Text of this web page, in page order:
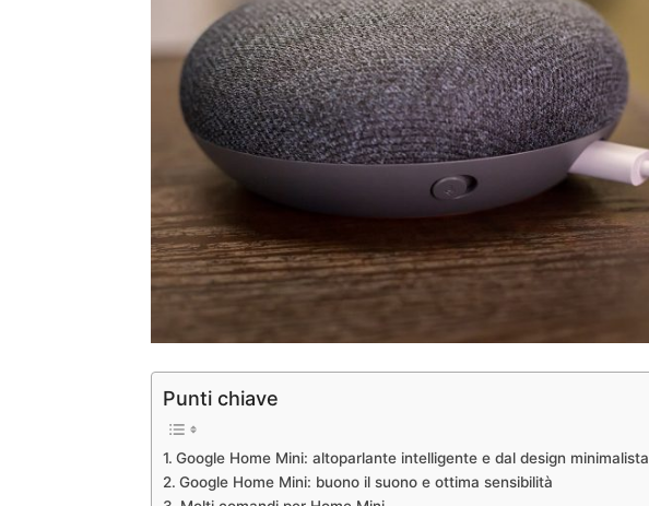
Punti chiave
Google Home Mini: altoparlante intelligente e dal design minimalista
Google Home Mini: buono il suono e ottima sensibilità